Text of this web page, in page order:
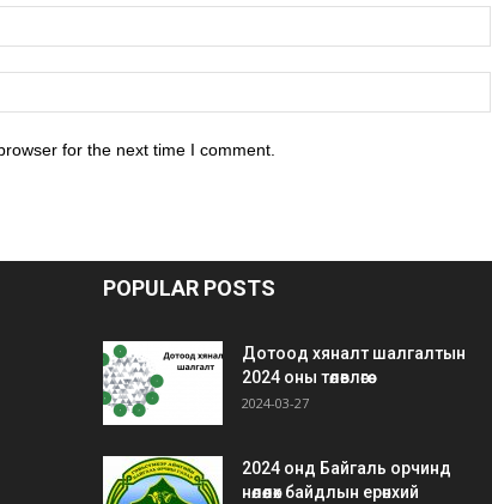
for the next time I comment.
POPULAR POSTS
Дотоод хяналт шалгалтын
2024 оны төлөвлөгөө
2024-03-27
2024 онд Байгаль орчинд
нөлөөлөх байдлын ерөнхий